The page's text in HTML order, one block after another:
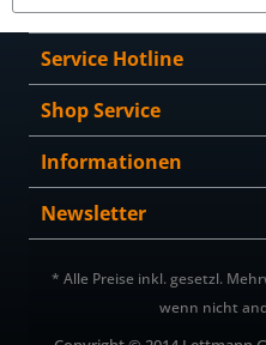
Service Hotline
Shop Service
Informationen
Newsletter
* Alle Preise inkl. gesetzl.
wenn nicht